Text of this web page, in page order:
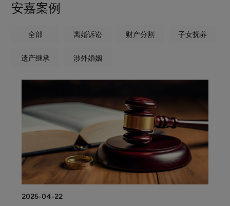
安嘉案例
全部 离婚诉讼 财产分割 子女抚养
遗产继承 涉外婚姻
2025-04-22